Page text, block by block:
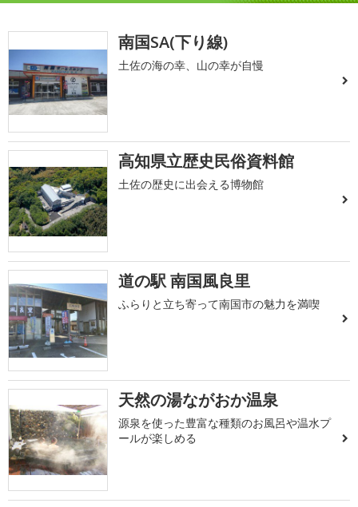
南国SA(下り線)
土佐の海の幸、山の幸が自慢
高知県立歴史民俗資料館
土佐の歴史に出会える博物館
道の駅 南国風良里
ふらりと立ち寄って南国市の魅力を満喫
天然の湯ながおか温泉
源泉を使った豊富な種類のお風呂や温水プ
ールが楽しめる